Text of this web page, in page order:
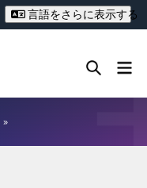
言語をさらに表示する